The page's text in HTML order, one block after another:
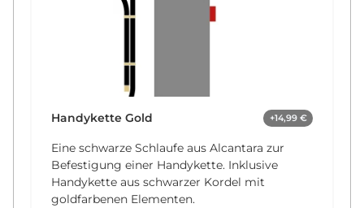
Handykette Gold +14,99 €
Eine schwarze Schlaufe aus Alcantara zur
Befestigung einer Handykette. Inklusive
Handykette aus schwarzer Kordel mit
goldfarbenen Elementen.